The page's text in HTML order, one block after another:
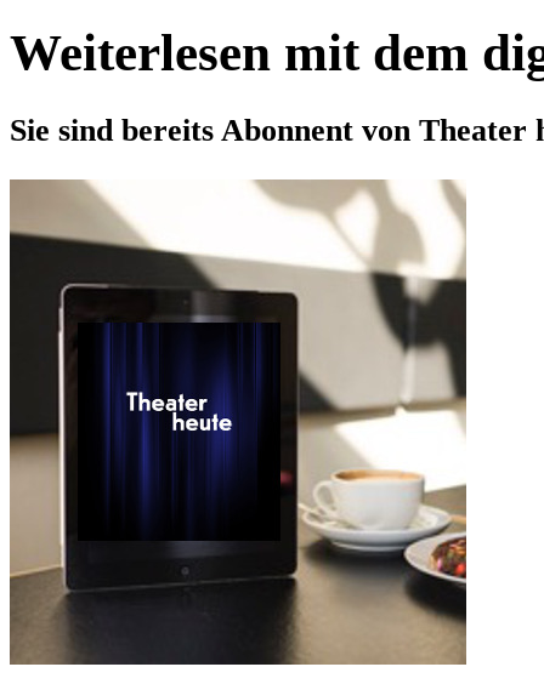
Weiterlesen mit dem
Sie sind bereits Abonnent von Theater